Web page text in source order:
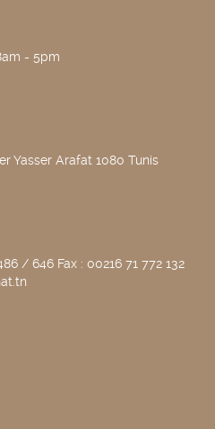
- 5pm
Yasser Arafat 1080 Tunis
/ 646 Fax : 00216 71 772 132